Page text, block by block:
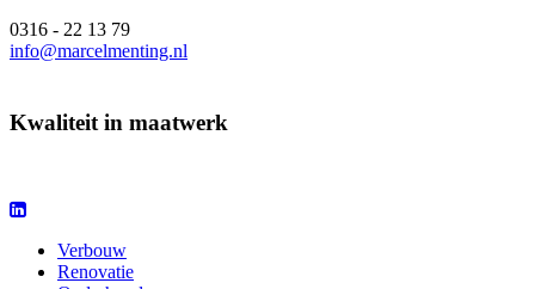
0316 - 22 13 79
info@marcelmenting.nl
Kwaliteit in maatwerk
Verbouw
Renovatie